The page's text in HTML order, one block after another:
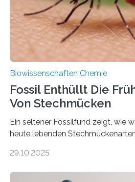
mit scheibenförmiger Gestalt.
nächsten…
Biowissenschaften Chemie
Fossil Enthüllt Die
Von Stechmücken
Ein seltener Fossilfund zeigt, wie
heute lebenden
Forschende die bisher älteste
29.10.2025